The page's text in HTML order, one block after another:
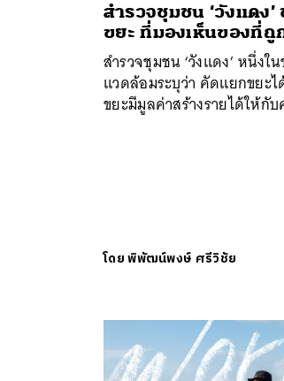
สำรวจชุมชน ‘วังแดง
ขยะ ที่มองเห็นของที่ถู
สำรวจชุมชน ‘วังแดง’ หนึ่งใ
แวดล้อมระบุว่า คัดแยกขยะ
ขยะมีมูลค่าสร้างรายได้ให้กั
โดยพิพัฒน์พงษ์ ศรีวิชัย